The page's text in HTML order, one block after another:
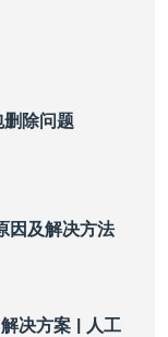
除问题
因及解决方法
决方案 | 人工